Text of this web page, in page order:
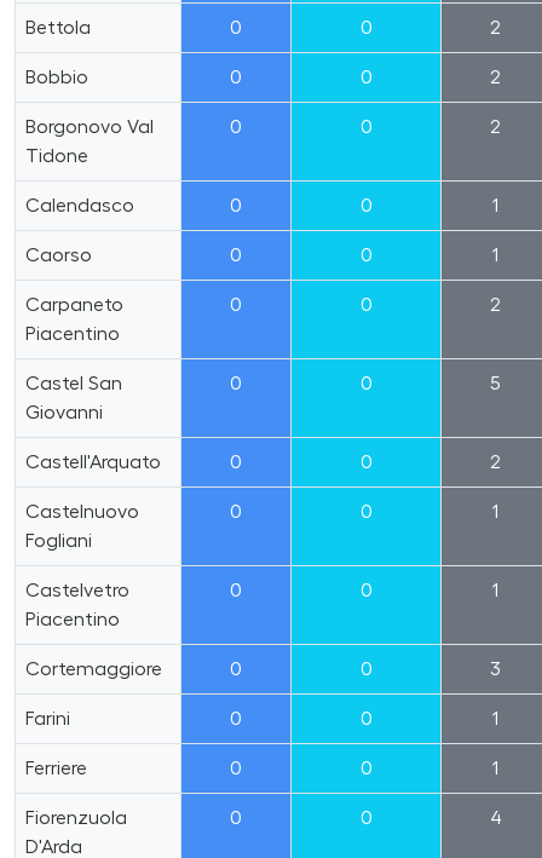
Bettola 0 0 2
Bobbio 0 0 2
Borgonovo Val
Tidone
0 0 2
Calendasco 0 0 1
Caorso 0 0 1
Carpaneto
Piacentino
0 0 2
Castel San
Giovanni
0 0 5
Castell'Arquato 0 0 2
Castelnuovo
Fogliani
0 0 1
Castelvetro
Piacentino
0 0 1
Cortemaggiore 0 0 3
Farini 0 0 1
Ferriere 0 0 1
Fiorenzuola
D'Arda
0 0 4